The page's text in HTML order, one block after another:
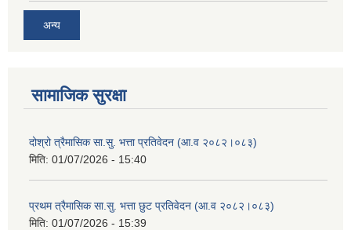
अन्य
सामाजिक सुरक्षा
दोश्रो त्रैमासिक सा.सु. भत्ता प्रतिवेदन (आ.व २०८२।०८३)
मिति: 01/07/2026 - 15:40
प्रथम त्रैमासिक सा.सु. भत्ता छुट प्रतिवेदन (आ.व २०८२।०८३)
मिति: 01/07/2026 - 15:39